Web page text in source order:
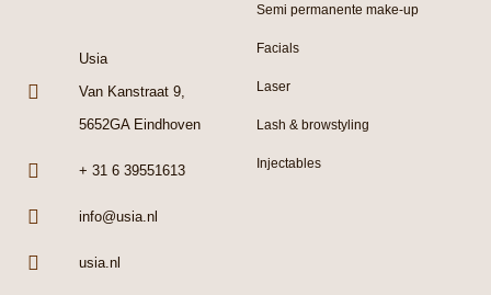
Usia
Van Kanstraat 9,
5652GA Eindhoven
+ 31 6 39551613
info@usia.nl
usia.nl
Semi permanente make-up
Facials
Laser
Lash & browstyling
Injectables